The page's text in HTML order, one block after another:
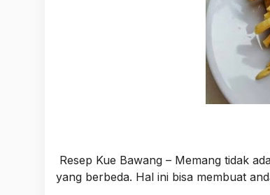
Resep Kue Bawang – Memang tidak
yang berbeda. Hal ini bisa membuat